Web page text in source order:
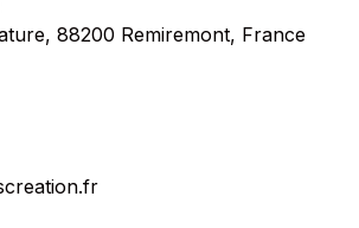
88200 Remiremont, France